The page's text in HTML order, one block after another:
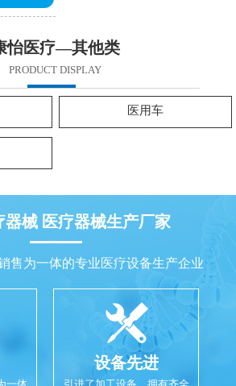
怡医疗—其他类
PRODUCT DISPLAY
医用车
器械 医疗器械生产厂家
售为一体的专业医疗设备生产企业
设备先进